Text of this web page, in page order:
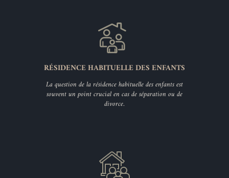
RÉSIDENCE HABITUELLE DES ENFANTS
La question de la résidence habituelle des enfants est
souvent un point crucial en cas de séparation ou de
divorce.